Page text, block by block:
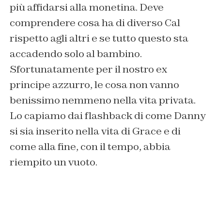
più affidarsi alla monetina. Deve
comprendere cosa ha di diverso Cal
rispetto agli altri e se tutto questo sta
accadendo solo al bambino.
Sfortunatamente per il nostro ex
principe azzurro, le cosa non vanno
benissimo nemmeno nella vita privata.
Lo capiamo dai flashback di come Danny
si sia inserito nella vita di Grace e di
come alla fine, con il tempo, abbia
riempito un vuoto.